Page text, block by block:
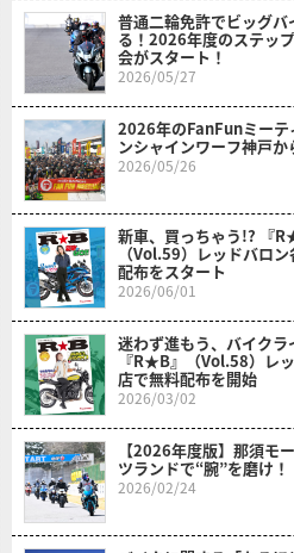
普通二輪免許でビッグバ
る！2026年度のステッ
会がスタート！
2026/05/27
2026年のFanFunミーテ
ンシャインワーフ神戸か
2026/05/26
新車、買っちゃう!? 『
（Vol.59）レッドバロ
配布をスタート
2026/06/01
迷わず進もう、バイクラ
『R★B』（Vol.58）レ
店で無料配布を開始
2026/03/02
【2026年度版】那須モ
ツランドで“腕”を磨け！
2026/02/24